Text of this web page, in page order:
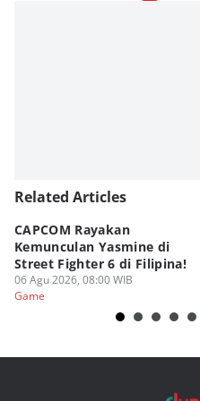
Related Articles
CAPCOM Rayakan
Kemunculan Yasmine di
Street Fighter 6 di Filipina!
06 Agu 2026, 08:00 WIB
Game